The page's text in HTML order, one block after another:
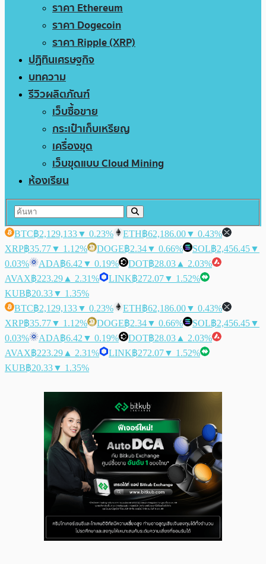
ราคา Ethereum
ราคา Dogecoin
ราคา Ripple (XRP)
ปฏิทินเศรษฐกิจ
บทความ
รีวิวผลิตภัณฑ์
เว็บซื้อขาย
กระเป๋าเก็บเหรียญ
เครื่องขุด
เว็บขุดแบบ Cloud Mining
ห้องเรียน
BTC฿2,129,133▼ 0.23% ETH฿62,186.00▼ 0.43%
XRP฿35.77▼ 1.12% DOGE฿2.34▼ 0.66% SOL฿2,456.45▼
0.03%
ADA฿6.42 ▼ 0.19% DOT฿28.03 ▲ 2.03%
AVAX฿223.29 ▲ 2.31% LINK฿272.07▼ 1.52%
KUB฿20.33▼ 1.35%
BTC฿2,129,133▼ 0.23% ETH฿62,186.00▼ 0.43%
XRP฿35.77▼ 1.12% DOGE฿2.34▼ 0.66% SOL฿2,456.45▼
0.03%
ADA฿6.42 ▼ 0.19% DOT฿28.03 ▲ 2.03%
AVAX฿223.29 ▲ 2.31% LINK฿272.07▼ 1.52%
KUB฿20.33▼ 1.35%